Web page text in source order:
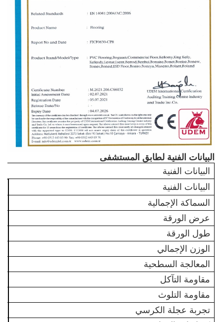
البيانات الفنية لطابق المستشفى
البيانات الفنية
البيانات الفنية
السماكة الإجمالية
عرض الورقة
طول الورقة
الوزن الإجمالي
المعالجة السطحية
مقاومة التآكل
مقاومة التلوث
تجربة عجلة الكرسي